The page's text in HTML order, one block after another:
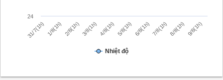
Nhiệt độ
31/7(1h) 1/8(1h) 2/8(1h)3/8(1h) 4/8(1h)5/8(1h) 6/8(1h)7/8(1h)8/8(1h) 9/8(1h)
24